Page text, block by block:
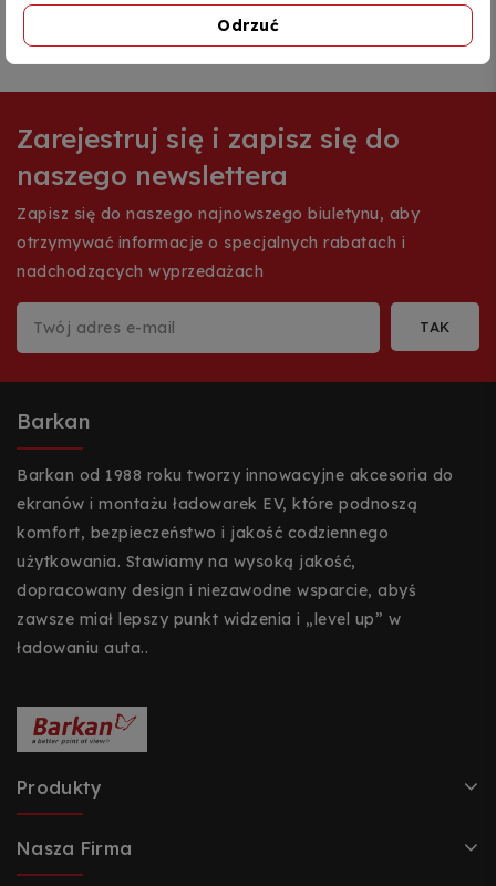
Zarejestruj się i zapisz się do
naszego newslettera
Zapisz się do naszego najnowszego biuletynu, aby
otrzymywać informacje o specjalnych rabatach i
nadchodzących wyprzedażach
Barkan
Barkan od 1988 roku tworzy innowacyjne akcesoria do
ekranów i montażu ładowarek EV, które podnoszą
komfort, bezpieczeństwo i jakość codziennego
użytkowania. Stawiamy na wysoką jakość,
dopracowany design i niezawodne wsparcie, abyś
zawsze miał lepszy punkt widzenia i „level up” w
ładowaniu auta..
Produkty
Nasza Firma
Odrzuć